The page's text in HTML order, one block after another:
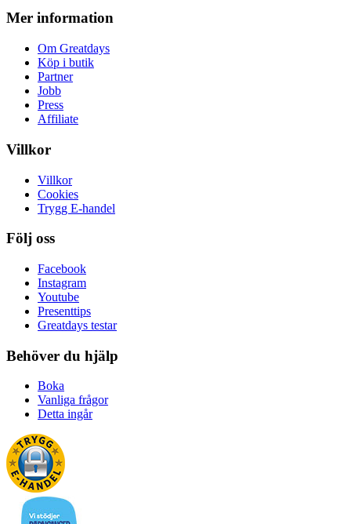
Mer information
Om Greatdays
Köp i butik
Partner
Jobb
Press
Affiliate
Villkor
Villkor
Cookies
Trygg E-handel
Följ oss
Facebook
Instagram
Youtube
Presenttips
Greatdays testar
Behöver du hjälp
Boka
Vanliga frågor
Detta ingår